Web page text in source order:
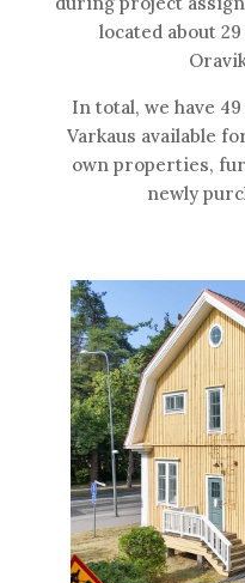
located about
In total, we have
Varkaus available
own properties,
newly